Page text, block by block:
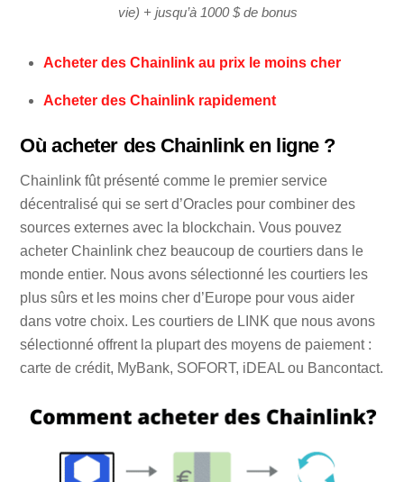
vie) + jusqu’à 1000 $ de bonus
Acheter des Chainlink au prix le moins cher
Acheter des Chainlink rapidement
Où acheter des Chainlink en ligne ?
Chainlink fût présenté comme le premier service
décentralisé qui se sert d’Oracles pour combiner des
sources externes avec la blockchain. Vous pouvez
acheter Chainlink chez beaucoup de courtiers dans le
monde entier. Nous avons sélectionné les courtiers les
plus sûrs et les moins cher d’Europe pour vous aider
dans votre choix. Les courtiers de LINK que nous avons
sélectionné offrent la plupart des moyens de paiement :
carte de crédit, MyBank, SOFORT, iDEAL ou Bancontact.